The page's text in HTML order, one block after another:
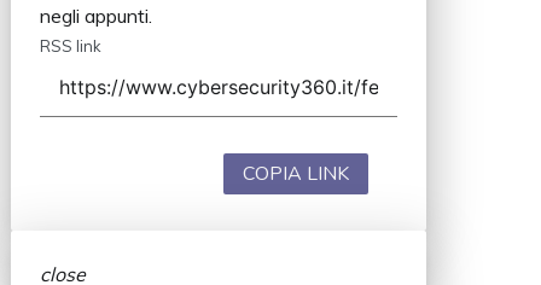
negli appunti.
RSS link
COPIA LINK
close